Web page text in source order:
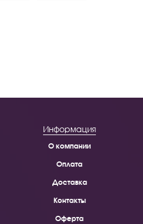
Информация
О компании
Оплата
Доставка
Контакты
Оферта